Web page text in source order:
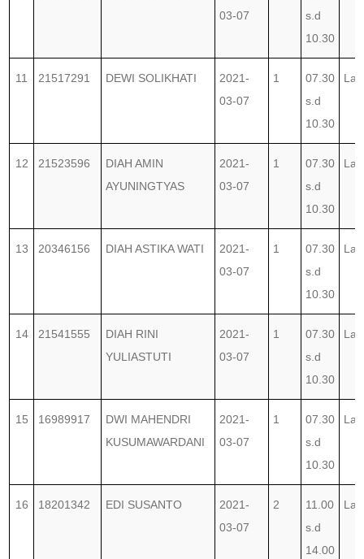
03-07
s.d
10.30
11 21517291 DEWI SOLIKHATI
2021-
03-07
1
07.30
s.d
10.30
12 21523596
DIAH AMIN
AYUNINGTYAS
2021-
03-07
1
07.30
s.d
10.30
13 20346156 DIAH ASTIKA WATI
2021-
03-07
1
07.30
s.d
10.30
14 21541555
DIAH RINI
YULIASTUTI
2021-
03-07
1
07.30
s.d
10.30
15 16989917
DWI MAHENDRI
KUSUMAWARDANI
2021-
03-07
1
07.30
s.d
10.30
16 18201342 EDI SUSANTO
2021-
03-07
2
11.00
s.d
14.00